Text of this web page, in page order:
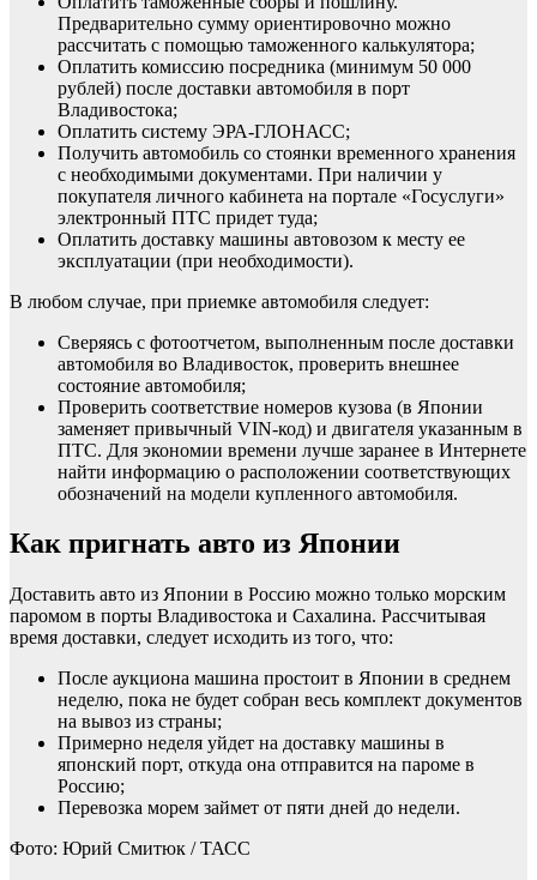
Предварительно сумму ориентировочно можно
рассчитать с помощью таможенного калькулятора;
Оплатить комиссию посредника (минимум 50 000
рублей) после доставки автомобиля в порт
Владивостока;
Оплатить систему ЭРА-ГЛОНАСС;
Получить автомобиль со стоянки временного хранения
с необходимыми документами. При наличии у
покупателя личного кабинета на портале «Госуслуги»
электронный ПТС придет туда;
Оплатить доставку машины автовозом к месту ее
эксплуатации (при необходимости).
В любом случае, при приемке автомобиля следует:
Сверяясь с фотоотчетом, выполненным после доставки
автомобиля во Владивосток, проверить внешнее
состояние автомобиля;
Проверить соответствие номеров кузова (в Японии
заменяет привычный VIN-код) и двигателя указанным в
ПТС. Для экономии времени лучше заранее в Интернете
найти информацию о расположении соответствующих
обозначений на модели купленного автомобиля.
Как пригнать авто из Японии
Доставить авто из Японии в Россию можно только морским
паромом в порты Владивостока и Сахалина. Рассчитывая
время доставки, следует исходить из того, что:
После аукциона машина простоит в Японии в среднем
неделю, пока не будет собран весь комплект документов
на вывоз из страны;
Примерно неделя уйдет на доставку машины в
японский порт, откуда она отправится на пароме в
Россию;
Перевозка морем займет от пяти дней до недели.
Фото: Юрий Смитюк / ТАСС